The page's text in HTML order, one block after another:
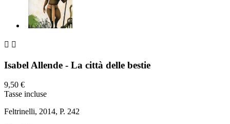
 
Isabel Allende - La città delle bestie
9,50 €
Tasse incluse
Feltrinelli, 2014, P. 242